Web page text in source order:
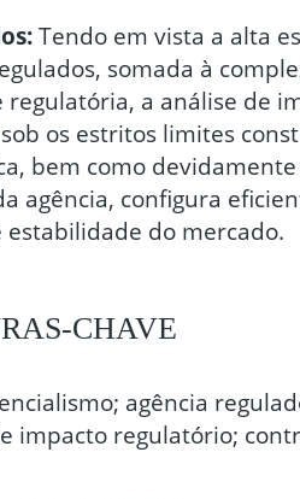
Tendo em vista a alta
somada à
regulatória, a análise de
os estritos limites
bem como
agência, configura
estabilidade do mercado.
CHAVE
agência
impacto regulatório;